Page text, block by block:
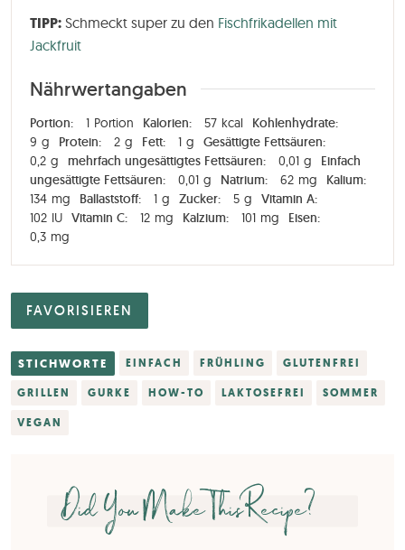
TIPP: Schmeckt super zu den Fischfrikadellen mit
Jackfruit
Nährwertangaben
Portion: 1 Portion Kalorien: 57 kcal
Kohlenhydrate:
9 g Protein: 2 g Fett: 1 g
Gesättigte Fettsäuren:
0,2 g mehrfach ungesättigtes Fettsäuren: 0,01 g
Einfach
ungesättigte Fettsäuren:
0,01 g Natrium: 62 mg
Kalium:
134 mg Ballaststoff: 1 g Zucker: 5 g
Vitamin A:
102 IU Vitamin C: 12 mg Kalzium: 101 mg
Eisen:
0,3 mg
FAVORISIEREN
STICHWORTE EINFACH FRÜHLING GLUTENFREI
GRILLEN GURKE HOW-TO LAKTOSEFREI SOMMER
VEGAN
Did You Make This Recipe?